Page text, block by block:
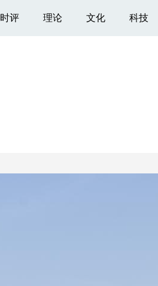
时评 理论 文化 科技